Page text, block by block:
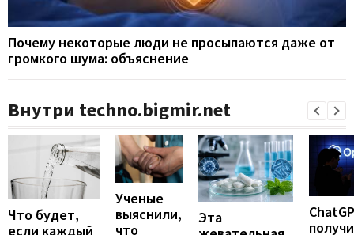
Почему некоторые люди не просыпаются даже от
громкого шума: объяснение
Внутри techno.bigmir.net
Что будет,
если каждый
Ученые
выяснили,
что
Эта